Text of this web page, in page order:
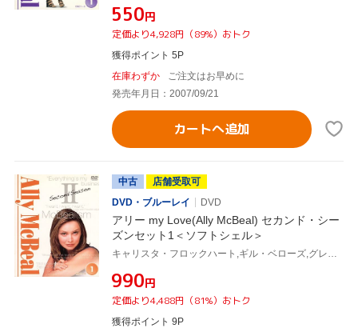
¥550円
定価より4,928円（89%）おトク
獲得ポイント 5P
在庫わずか
ご注文はお早めに
発売年月日：2007/09/21
カートへ追加
中古
店舗受取可
DVD・ブルーレイ
DVD
アリー my Love(Ally McBeal) セカンド・シー
ズンセット1＜ソフトシェル＞
¥990円
定価より4,488円（81%）おトク
獲得ポイント 9P